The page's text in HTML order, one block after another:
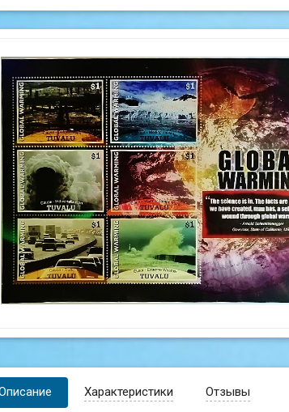
Характеристики Отзывы